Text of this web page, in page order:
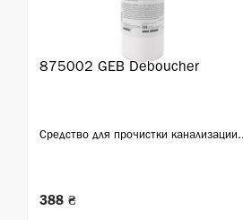
875002 GEB Deboucher
Средство для прочистки канализации..
388 ₴